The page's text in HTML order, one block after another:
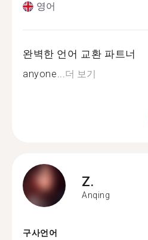
영어
완벽한 언어 교환 파트너
anyone...더 보기
Z.
Anqing
구사언어